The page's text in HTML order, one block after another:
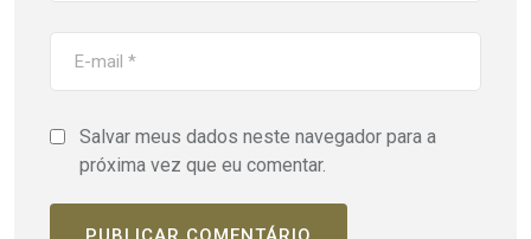
Salvar meus dados neste navegador para a
próxima vez que eu comentar.